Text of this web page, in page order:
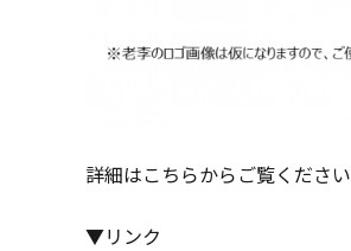
詳細はこちらからご覧ください
▼リンク